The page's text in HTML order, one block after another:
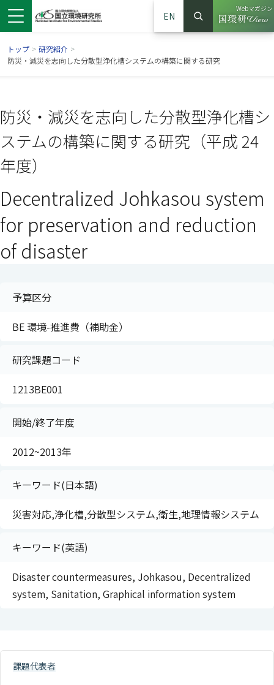
ウで開きます）
ンドウで開きます）
ウインドウで開きます）
EN
サイト内検索
検索
Webマガジン
（別ウイ
トップ > 研究紹介 >
防災・減災を志向した分散型浄化槽システムの構築に関する研究
防災・減災を志向した分散型浄化槽シ
ステムの構築に関する研究（平成 24
年度）
Decentralized Johkasou system
for preservation and reduction
of disaster
予算区分
BE 環境-推進費（補助金）
研究課題コード
1213BE001
開始/終了年度
2012~2013年
キーワード(日本語)
災害対応,浄化槽,分散型システム,衛生,地理情報システム
キーワード(英語)
Disaster countermeasures, Johkasou, Decentralized
system, Sanitation, Graphical information system
課題代表者